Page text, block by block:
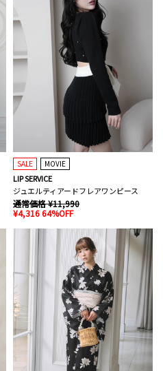
SALE MOVIE
LIP SERVICE
ジュエルティアードフレアワンピース
通常価格 ¥11,990
¥4,316 64%OFF